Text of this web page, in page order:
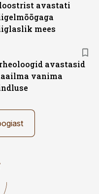
avastati
mees
avastasid
vanima